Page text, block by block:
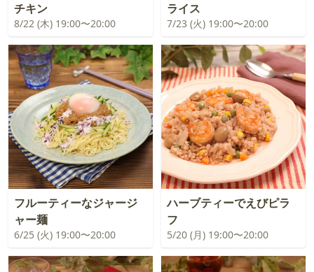
チキン
8/22 (木) 19:00〜20:00
ライス
7/23 (火) 19:00〜20:00
フルーティーなジャージ
ャー麺
6/25 (火) 19:00〜20:00
ハーブティーでえびピラ
フ
5/20 (月) 19:00〜20:00